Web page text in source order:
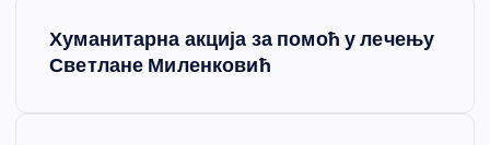
Хуманитарна акција за помоћ у лечењу
Светлане Миленковић